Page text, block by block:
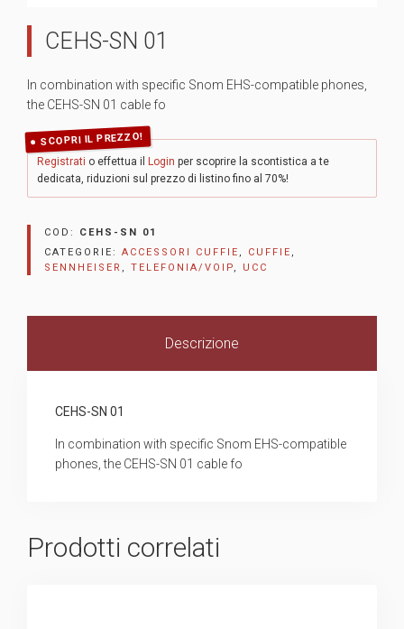
CEHS-SN 01
In combination with specific Snom EHS-compatible phones,
the CEHS-SN 01 cable fo
SCOPRI IL PREZZO!
Registrati o effettua il Login per scoprire la scontistica a te
dedicata, riduzioni sul prezzo di listino fino al 70%!
COD: CEHS-SN 01
CATEGORIE: ACCESSORI CUFFIE , CUFFIE ,
SENNHEISER , TELEFONIA/VOIP, UCC
Descrizione
CEHS-SN 01
In combination with specific Snom EHS-compatible
phones, the CEHS-SN 01 cable fo
Prodotti correlati